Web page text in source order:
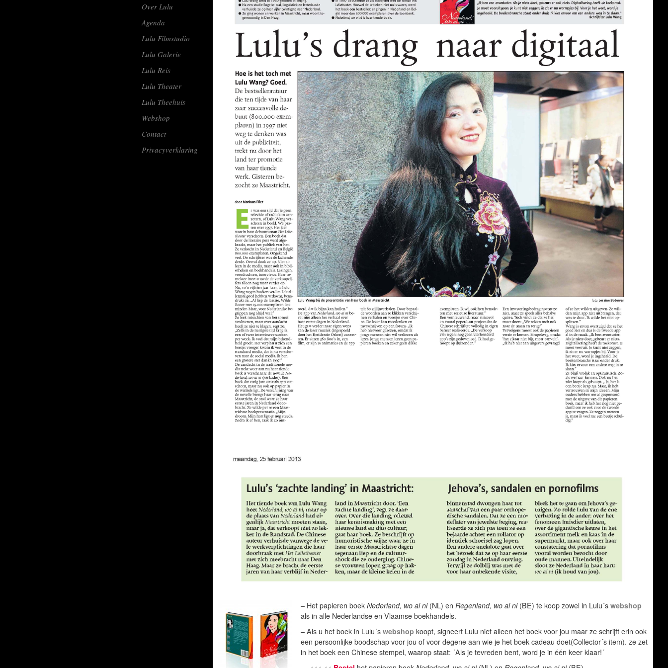
Over Lulu
Agenda
Lulu Filmstudio
Lulu Galerie
Lulu Reis
Lulu Theater
Lulu Theehuis
Webshop
Contact
Privacyverklaring
– Het papieren boekNederland, wo ai ni(NL) enRegenland, wo ai ni (BE) te koop zowel in Lulu´swebshop
als in alle Nederlandse en Vlaamse boekhandels.
– Als u het boek in Lulu´swebshop koopt, signeert Lulu niet alleen het boek voor jou maar ze schrijft erin ook
een persoonlijke boodschap voor jou of voor degene aan wie je het boek cadeau doet(Collector´s item). ze zet
in het boek een Chinese stempel, waarop staat: ´Als je tevreden bent, word je in één keer klaar!´